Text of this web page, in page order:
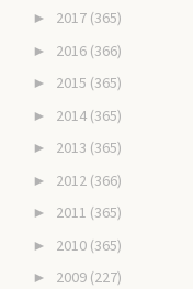
► 2017 (365)
► 2016 (366)
► 2015 (365)
► 2014 (365)
► 2013 (365)
► 2012 (366)
► 2011 (365)
► 2010 (365)
► 2009 (227)